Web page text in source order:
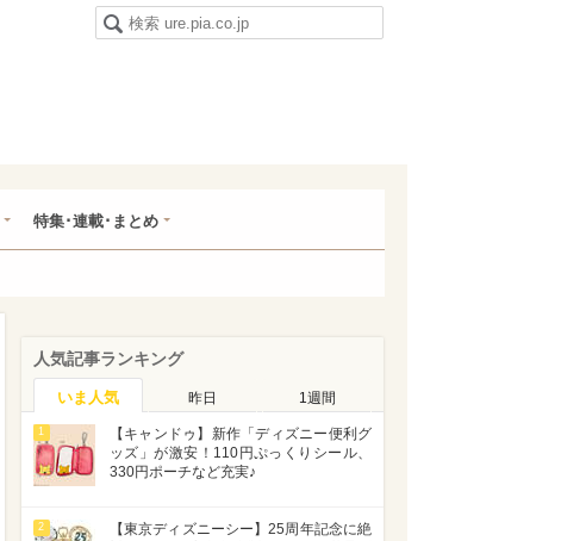
特集･連載･まとめ
人気記事ランキング
いま人気 昨日 1週間
1
【キャンドゥ】新作「ディズニー便利グ
ッズ」が激安！110円ぷっくりシール、
330円ポーチなど充実♪
2
【東京ディズニーシー】25周年記念に絶